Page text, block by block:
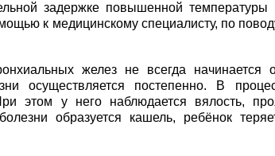
задержке повышенной температуры
к медицинскому специалисту, по
желез не всегда начинается
осуществляется постепенно. В
этом у него наблюдается вялость,
образуется кашель, ребёнок